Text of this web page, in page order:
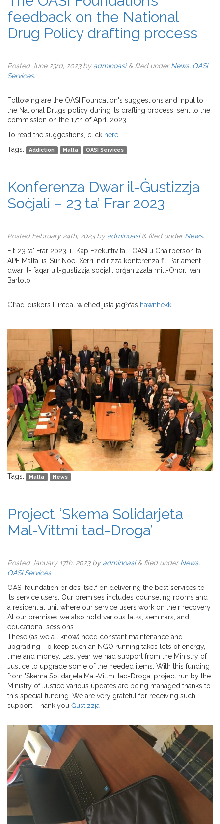
feedback on the National
Drug Policy drafting process
PostedJune 23rd, 2023by adminoasi &filed underNews, OASI
Services.
Following are the OASI Foundation's suggestions and input to
the National Drugs policy during its drafting process, sent to the
commission on the 17th of April 2023.
To read the suggestions, click here
Tags:
Addiction Malta OASI Services
Konferenza Dwar il-Ġustizzja
Soċjali – 23 ta’ Frar 2023
Posted February 24th, 2023by adminoasi &filed underNews.
Fit-23 ta' Frar 2023, il-Kap Eżekuttiv tal- OASI u Chairperson ta'
APF Malta, is-Sur Noel Xerri indirizza konferenza fil-Parlament
dwar il- faqar u l-ġustizzja soċjali. orġanizzata mill-Onor. Ivan
Bartolo.
Għad-diskors li intqal wieħed jista jagħfas hawnhekk.
Tags: Malta News
Project ‘Skema Solidarjeta
Mal-Vittmi tad-Droga’
Posted January 17th, 2023by adminoasi &filed underNews,
OASI Services.
OASI foundation prides itself on delivering the best services to
its service users. Our premises includes counseling rooms and
a residential unit where our service users work on their recovery.
At our premises we also hold various talks, seminars, and
educational sessions.
These (as we all know) need constant maintenance and
upgrading. To keep such an NGO running takes lots of energy,
time and money. Last year we had support from the Ministry of
Justice to upgrade some of the needed items. With this funding
from 'Skema Solidarjeta Mal-Vittmi tad-Droga' project run by the
Ministry of Justice various updates are being managed thanks to
this special funding. We are very grateful for receiving such
support. Thank you Ġustizzja